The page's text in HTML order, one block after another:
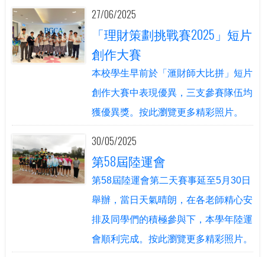
27/06/2025
「理財策劃挑戰賽2025」短片
創作大賽
本校學生早前於「滙財師大比拼」短片
創作大賽中表現優異，三支參賽隊伍均
獲優異獎。按此瀏覽更多精彩照片。
30/05/2025
第58屆陸運會
第58屆陸運會第二天賽事延至5月30日
舉辦，當日天氣晴朗，在各老師精心安
排及同學們的積極參與下，本學年陸運
會順利完成。按此瀏覽更多精彩照片。